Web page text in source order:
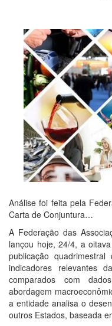
Análise foi feita pela
Carta de Conjuntura…
A Federação das
lançou hoje, 24/4, a
publicação
indicadores relevantes
comparados com
abordagem
a entidade analisa o
outros Estados, baseada